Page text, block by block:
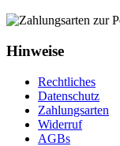
Hinweise
Rechtliches
Datenschutz
Zahlungsarten
Widerruf
AGBs